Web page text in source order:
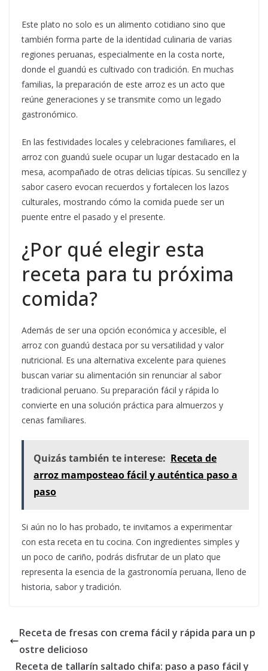
Este plato no solo es un alimento cotidiano sino que
también forma parte de la identidad culinaria de varias
regiones peruanas, especialmente en la costa norte,
donde el guandú es cultivado con tradición. En muchas
familias, la preparación de este arroz es un acto que
reúne generaciones y se transmite como un legado
gastronómico.
En las festividades locales y celebraciones familiares, el
arroz con guandú suele ocupar un lugar destacado en la
mesa, acompañado de otras delicias típicas. Su sencillez y
sabor casero evocan recuerdos y fortalecen los lazos
culturales, mostrando cómo la comida puede ser un
puente entre el pasado y el presente.
¿Por qué elegir esta
receta para tu próxima
comida?
Además de ser una opción económica y accesible, el
arroz con guandú destaca por su versatilidad y valor
nutricional. Es una alternativa excelente para quienes
buscan variar su alimentación sin renunciar al sabor
tradicional peruano. Su preparación fácil y rápida lo
convierte en una solución práctica para almuerzos y
cenas familiares.
Quizás también te interese: Receta de
arroz mamposteao fácil y auténtica paso a
paso
Si aún no lo has probado, te invitamos a experimentar
con esta receta en tu cocina. Con ingredientes simples y
un poco de cariño, podrás disfrutar de un plato que
representa la esencia de la gastronomía peruana, lleno de
historia, sabor y tradición.
Receta de fresas con crema fácil y rápida para un p
ostre delicioso
Receta de tallarín saltado chifa: paso a paso fácil y